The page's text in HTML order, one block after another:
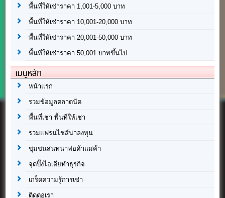
พื้นที่ให้เช่าราคา 1,001-5,000 บาท
พื้นที่ให้เช่าราคา 10,001-20,000 บาท
พื้นที่ให้เช่าราคา 20,001-50,000 บาท
พื้นที่ให้เช่าราคา 50,001 บาทขึ้นไป
เมนูหลัก
หน้าแรก
รวมข้อมูลตลาดนัด
พื้นที่เช่า พื้นที่ให้เช่า
รวมแฟรนไชส์น่าลงทุน
ชุมชนสนทนาพ่อค้าแม่ค้า
จุดปิ๊งไอเดียทำธุรกิจ
เกร็ดความรู้การเช่า
ติดต่อเรา